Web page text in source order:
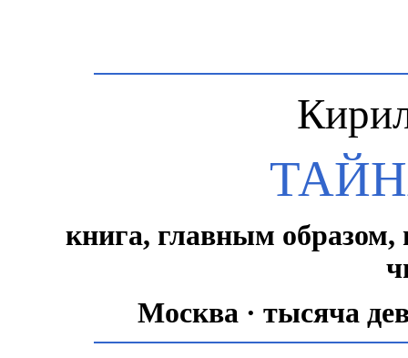
книга, главным образом,
Москва · тысяча